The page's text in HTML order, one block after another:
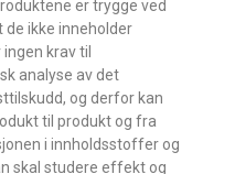
er trygge ved
de ikke inneholder
krav til
analyse av det
og derfor kan
til produkt og fra
i innholdsstoffer og
skal studere effekt og